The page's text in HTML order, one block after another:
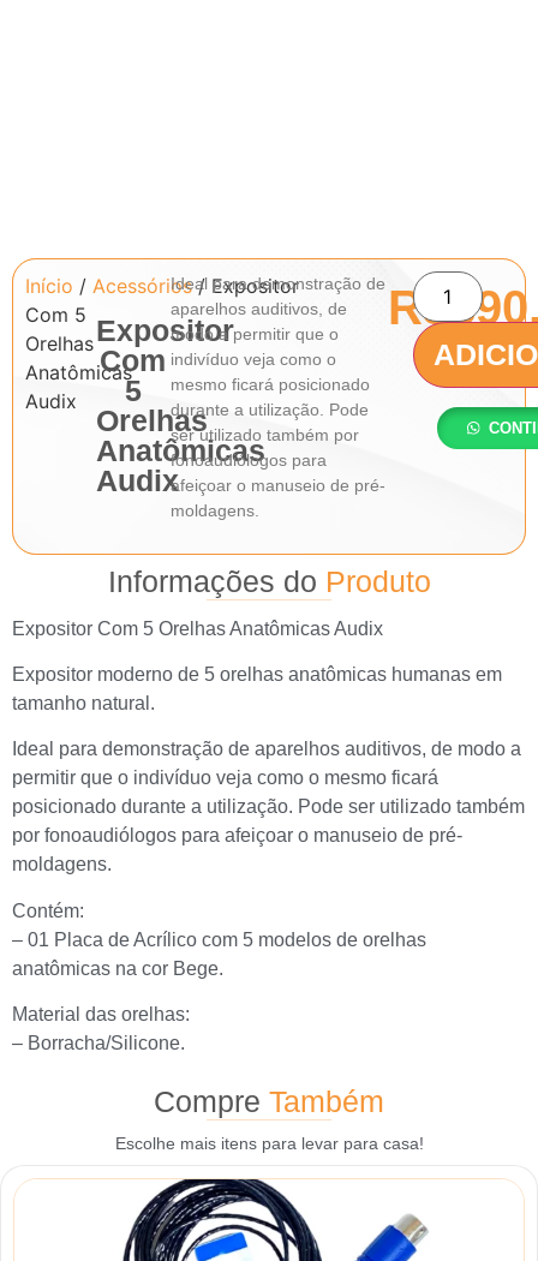
Início / Acessórios/ Expositor
Com 5
Orelhas
Anatômicas
Audix
Expositor
Com
5
Orelhas
Anatômicas
Audix
Ideal para demonstração de
aparelhos auditivos, de
modo a permitir que o
indivíduo veja como o
mesmo ficará posicionado
durante a utilização. Pode
ser utilizado também por
fonoaudiólogos para
afeiçoar o manuseio de pré-
moldagens.
R$
Informações do Produto
Expositor Com 5 Orelhas Anatômicas Audix
Expositor moderno de 5 orelhas anatômicas humanas em
tamanho natural.
Ideal para demonstração de aparelhos auditivos, de modo a
permitir que o indivíduo veja como o mesmo ficará
posicionado durante a utilização. Pode ser utilizado também
por fonoaudiólogos para afeiçoar o manuseio de pré-
moldagens.
Contém:
– 01 Placa de Acrílico com 5 modelos de orelhas
anatômicas na cor Bege.
Material das orelhas:
– Borracha/Silicone.
Compre Também
Escolhe mais itens para levar para casa!